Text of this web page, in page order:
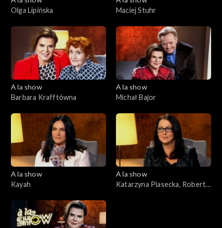
Olga Lipińska
Maciej Stuhr
A la show
Barbara Krafftówna
A la show
Michał Bajor
A la show
Kayah
A la show
Katarzyna Piasecka, Robert